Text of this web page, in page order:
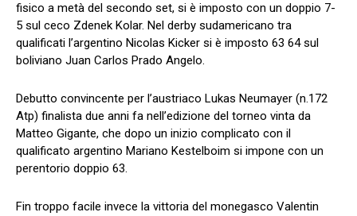
fisico a metà del secondo set, si è imposto con un doppio 7-
5 sul ceco Zdenek Kolar. Nel derby sudamericano tra
qualificati l’argentino Nicolas Kicker si è imposto 63 64 sul
boliviano Juan Carlos Prado Angelo.
Debutto convincente per l’austriaco Lukas Neumayer (n.172
Atp) finalista due anni fa nell’edizione del torneo vinta da
Matteo Gigante, che dopo un inizio complicato con il
qualificato argentino Mariano Kestelboim si impone con un
perentorio doppio 63.
Fin troppo facile invece la vittoria del monegasco Valentin